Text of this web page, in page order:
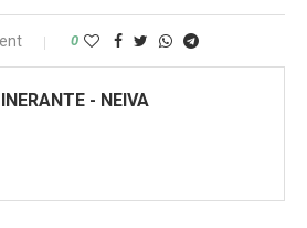
0
- NEIVA